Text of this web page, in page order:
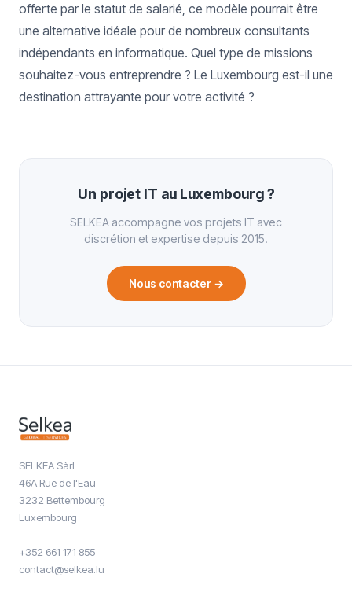
offerte par le statut de salarié, ce modèle pourrait être
une alternative idéale pour de nombreux consultants
indépendants en informatique. Quel type de missions
souhaitez-vous entreprendre ? Le Luxembourg est-il une
destination attrayante pour votre activité ?
Un projet IT au Luxembourg ?
SELKEA accompagne vos projets IT avec
discrétion et expertise depuis 2015.
Nous contacter→
SELKEA Sàrl
46A Rue de l'Eau
3232 Bettembourg
Luxembourg
+352 661 171 855
contact@selkea.lu